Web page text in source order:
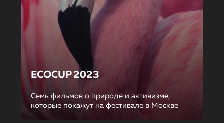
ECOCUP 2023
Семь фильмов о природе и активизме,
которые покажут на фестивале в Москве